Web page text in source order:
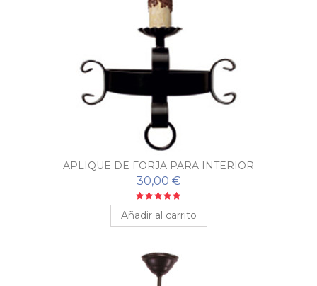
APLIQUE DE FORJA PARA INTERIOR
30,00 €
Añadir al carrito